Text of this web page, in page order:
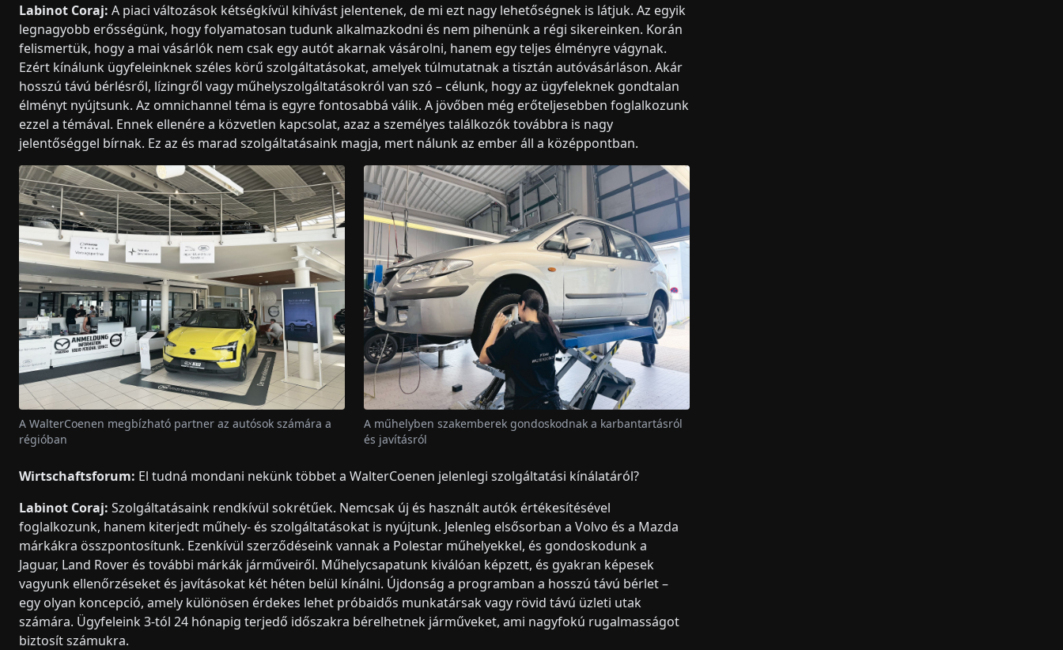
Labinot Coraj: A piaci változások kétségkívül kihívást jelentenek, de mi ezt nagy lehetőségnek is látjuk. Az egyik
legnagyobb erősségünk, hogy folyamatosan tudunk alkalmazkodni és nem pihenünk a régi sikereinken. Korán
felismertük, hogy a mai vásárlók nem csak egy autót akarnak vásárolni, hanem egy teljes élményre vágynak.
Ezért kínálunk ügyfeleinknek széles körű szolgáltatásokat, amelyek túlmutatnak a tisztán autóvásárláson. Akár
hosszú távú bérlésről, lízingről vagy műhelyszolgáltatásokról van szó – célunk, hogy az ügyfeleknek gondtalan
élményt nyújtsunk. Az omnichannel téma is egyre fontosabbá válik. A jövőben még erőteljesebben foglalkozunk
ezzel a témával. Ennek ellenére a közvetlen kapcsolat, azaz a személyes találkozók továbbra is nagy
jelentőséggel bírnak. Ez az és marad szolgáltatásaink magja, mert nálunk az ember áll a középpontban.
A WalterCoenen megbízható partner az autósok számára a
régióban
A műhelyben szakemberek gondoskodnak a karbantartásról
és javításról
Wirtschaftsforum: El tudná mondani nekünk többet a WalterCoenen jelenlegi szolgáltatási kínálatáról?
Labinot Coraj: Szolgáltatásaink rendkívül sokrétűek. Nemcsak új és használt autók értékesítésével
foglalkozunk, hanem kiterjedt műhely- és szolgáltatásokat is nyújtunk. Jelenleg elsősorban a Volvo és a Mazda
márkákra összpontosítunk. Ezenkívül szerződéseink vannak a Polestar műhelyekkel, és gondoskodunk a
Jaguar, Land Rover és további márkák járműveiről. Műhelycsapatunk kiválóan képzett, és gyakran képesek
vagyunk ellenőrzéseket és javításokat két héten belül kínálni. Újdonság a programban a hosszú távú bérlet –
egy olyan koncepció, amely különösen érdekes lehet próbaidős munkatársak vagy rövid távú üzleti utak
számára. Ügyfeleink 3-tól 24 hónapig terjedő időszakra bérelhetnek járműveket, ami nagyfokú rugalmasságot
biztosít számukra.